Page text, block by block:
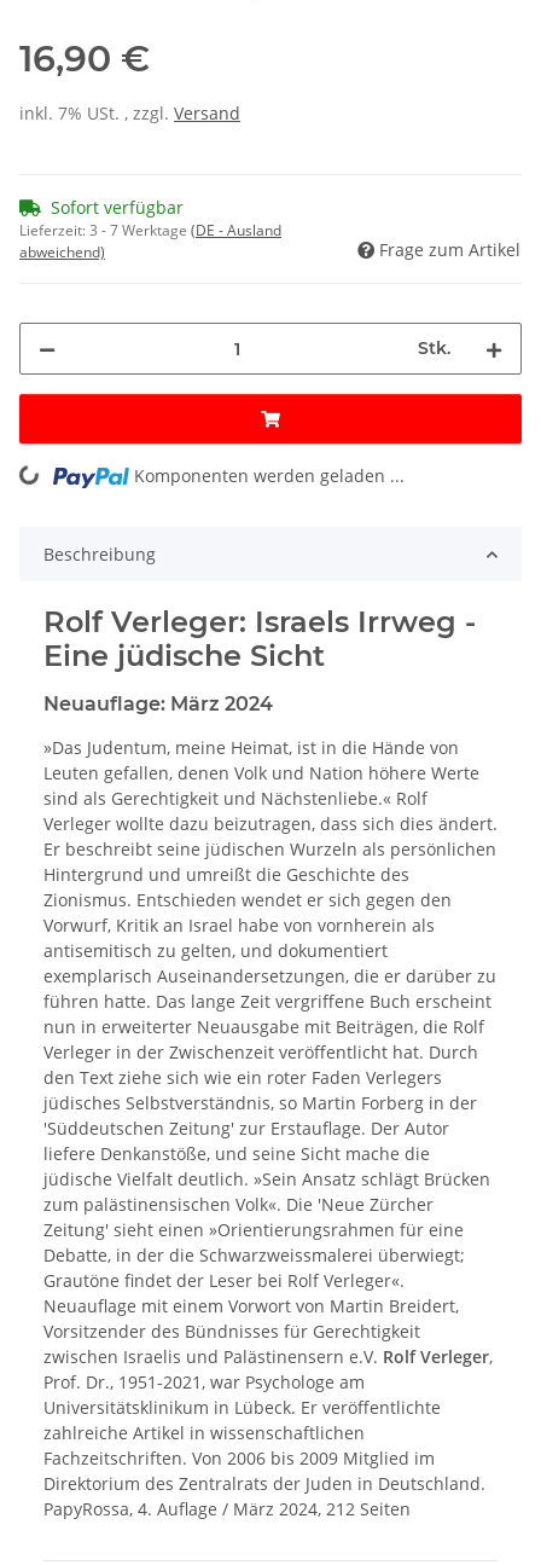
16,90 €
inkl. 7% USt. , zzgl. Versand
Sofort verfügbar
Lieferzeit:3 - 7 Werktage (DE - Ausland
abweichend)
Frage zum Artikel
Stk.
Loading... Komponenten werden geladen ...
Beschreibung
Rolf Verleger: Israels Irrweg -
Eine jüdische Sicht
Neuauflage: März 2024
»Das Judentum, meine Heimat, ist in die Hände von
Leuten gefallen, denen Volk und Nation höhere Werte
sind als Gerechtigkeit und Nächstenliebe.« Rolf
Verleger wollte dazu beizutragen, dass sich dies ändert.
Er beschreibt seine jüdischen Wurzeln als persönlichen
Hintergrund und umreißt die Geschichte des
Zionismus. Entschieden wendet er sich gegen den
Vorwurf, Kritik an Israel habe von vornherein als
antisemitisch zu gelten, und dokumentiert
exemplarisch Auseinandersetzungen, die er darüber zu
führen hatte. Das lange Zeit vergriffene Buch erscheint
nun in erweiterter Neuausgabe mit Beiträgen, die Rolf
Verleger in der Zwischenzeit veröffentlicht hat. Durch
den Text ziehe sich wie ein roter Faden Verlegers
jüdisches Selbstverständnis, so Martin Forberg in der
'Süddeutschen Zeitung' zur Erstauflage. Der Autor
liefere Denkanstöße, und seine Sicht mache die
jüdische Vielfalt deutlich. »Sein Ansatz schlägt Brücken
zum palästinensischen Volk«. Die 'Neue Zürcher
Zeitung' sieht einen »Orientierungsrahmen für eine
Debatte, in der die Schwarzweissmalerei überwiegt;
Grautöne findet der Leser bei Rolf Verleger«.
Neuauflage mit einem Vorwort von Martin Breidert,
Vorsitzender des Bündnisses für Gerechtigkeit
zwischen Israelis und Palästinensern e.V. Rolf Verleger,
Prof. Dr., 1951-2021, war Psychologe am
Universitätsklinikum in Lübeck. Er veröffentlichte
zahlreiche Artikel in wissenschaftlichen
Fachzeitschriften. Von 2006 bis 2009 Mitglied im
Direktorium des Zentralrats der Juden in Deutschland.
PapyRossa, 4. Auflage / März 2024, 212 Seiten